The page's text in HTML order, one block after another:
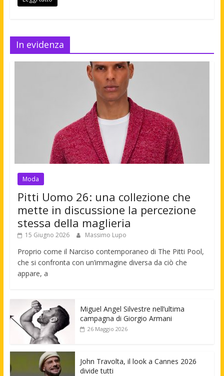
In evidenza
Moda
Pitti Uomo 26: una collezione che
mette in discussione la percezione
stessa della maglieria
15 Giugno 2026 Massimo Lupo
Proprio come il Narciso contemporaneo di The Pitti Pool,
che si confronta con un’immagine diversa da ciò che
appare, a
Miguel Angel Silvestre nell’ultima
campagna di Giorgio Armani
26 Maggio 2026
John Travolta, il look a Cannes 2026
divide tutti